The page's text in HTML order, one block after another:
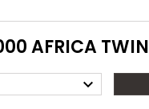
AFRICA TWIN
